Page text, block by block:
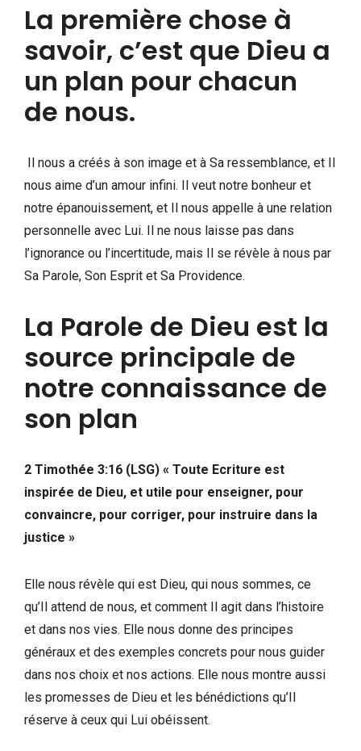
La première chose à
savoir, c’est que Dieu a
un plan pour chacun
de nous.
Il nous a créés à son image et à Sa ressemblance, et Il
nous aime d’un amour infini. Il veut notre bonheur et
notre épanouissement, et Il nous appelle à une relation
personnelle avec Lui. Il ne nous laisse pas dans
l’ignorance ou l’incertitude, mais Il se révèle à nous par
Sa Parole, Son Esprit et Sa Providence.
La Parole de Dieu est la
source principale de
notre connaissance de
son plan
2 Timothée 3:16 (LSG) « Toute Ecriture est
inspirée de Dieu, et utile pour enseigner, pour
convaincre, pour corriger, pour instruire dans la
justice »
Elle nous révèle qui est Dieu, qui nous sommes, ce
qu’Il attend de nous, et comment Il agit dans l’histoire
et dans nos vies. Elle nous donne des principes
généraux et des exemples concrets pour nous guider
dans nos choix et nos actions. Elle nous montre aussi
les promesses de Dieu et les bénédictions qu’Il
réserve à ceux qui Lui obéissent.